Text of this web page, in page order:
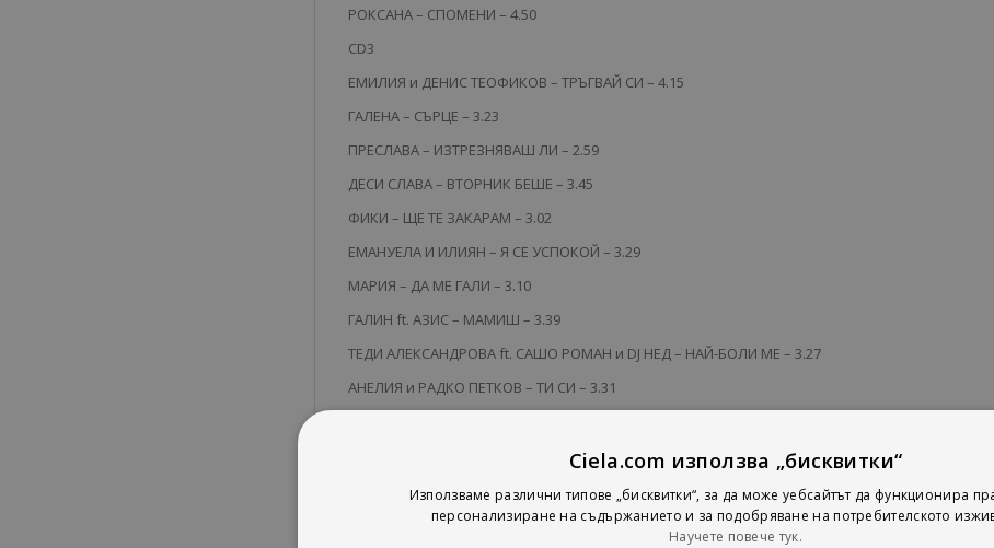
РОКСАНА – СПОМЕНИ – 4.50
CD3
ЕМИЛИЯ и ДЕНИС ТЕОФИКОВ – ТРЪГВАЙ СИ – 4.15
ГАЛЕНА – СЪРЦЕ – 3.23
ПРЕСЛАВА – ИЗТРЕЗНЯВАШ ЛИ – 2.59
ДЕСИ СЛАВА – ВТОРНИК БЕШЕ – 3.45
ФИКИ – ЩЕ ТЕ ЗАКАРАМ – 3.02
ЕМАНУЕЛА И ИЛИЯН – Я СЕ УСПОКОЙ – 3.29
МАРИЯ – ДА МЕ ГАЛИ – 3.10
ГАЛИН ft. АЗИС – МАМИШ – 3.39
ТЕДИ АЛЕКСАНДРОВА ft. САШО РОМАН и DJ НЕД – НАЙ-БОЛИ МЕ – 3.27
АНЕЛИЯ и РАДКО ПЕТКОВ – ТИ СИ – 3.31
ЮНОНА – САМО – 3.32
ДАННА и ДЖОРДАН – БОМБА – 2.56
Ciela.com използва „бисквитки“
Използваме различни типове „бисквитки“, за да може уебсайтът да функционира
персонализиране на съдържанието и за подобряване на потребителското
Научете повече тук.